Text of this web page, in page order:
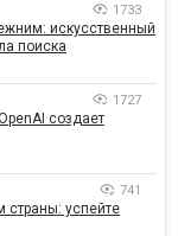
1733
искусственный
поиска
1727
создает
741
успейте